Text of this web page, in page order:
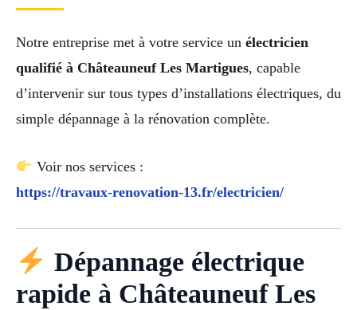
Notre entreprise met à votre service un électricien
qualifié à Châteauneuf Les Martigues, capable
d’intervenir sur tous types d’installations électriques, du
simple dépannage à la rénovation complète.
Voir nos services :
https://travaux-renovation-13.fr/electricien/
Dépannage électrique
rapide à Châteauneuf Les